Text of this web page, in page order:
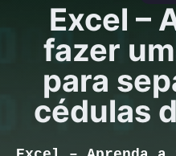
Excel –
fazer
para
cédulas